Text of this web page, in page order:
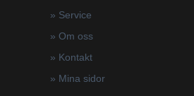
» Service
» Om oss
» Kontakt
» Mina sidor